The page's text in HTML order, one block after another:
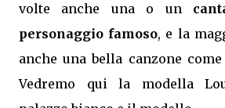
volte anche una o un
personaggio famoso, e la
anche una bella canzone
Vedremo qui la modella